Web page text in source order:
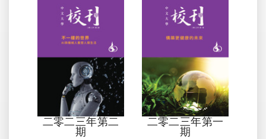
二零二三年第二
期
二零二三年第一
期